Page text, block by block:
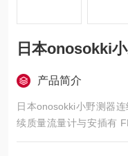
日本onosokki
产品简介
日本onosokki小野测器
续质量流量计与安插有
量仪配套， 可组成一套